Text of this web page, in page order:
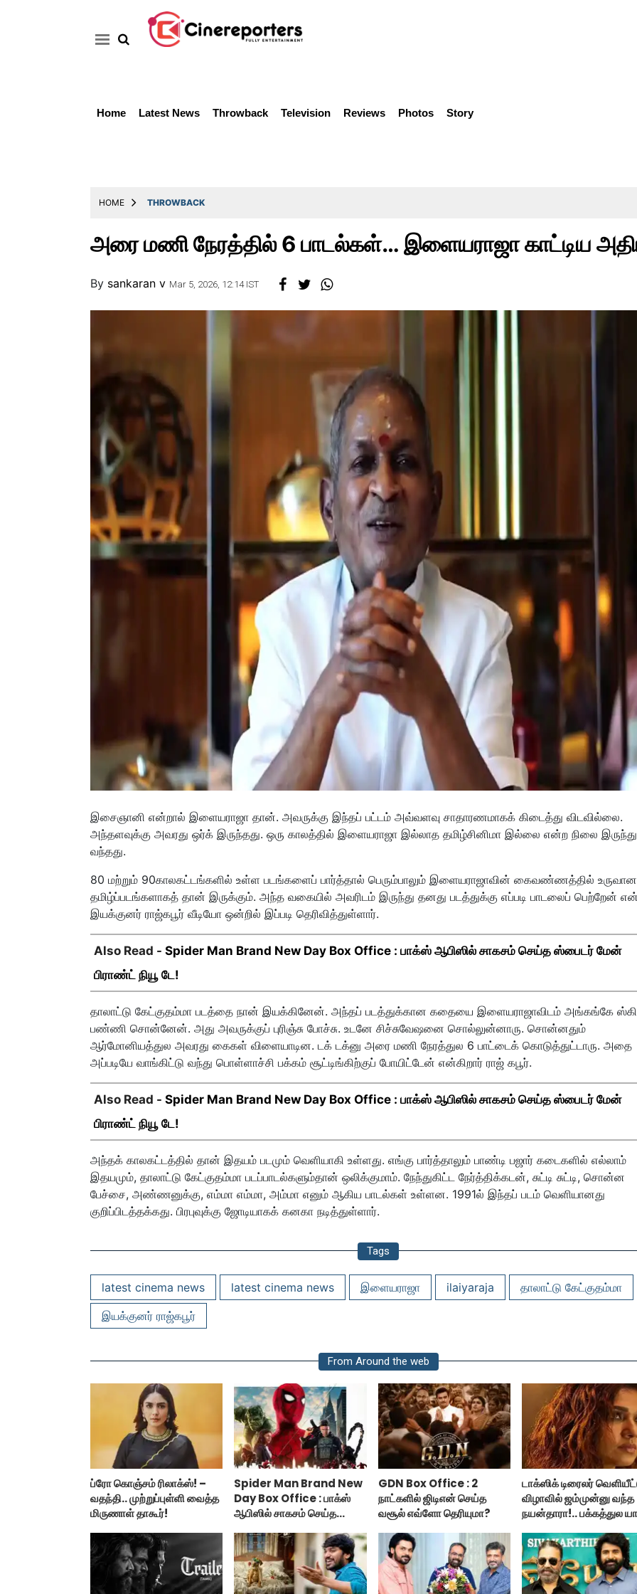
Home Latest News Throwback Television Reviews Photos Story
HOME THROWBACK
அரை மணி நேரத்தில் 6 பாடல்கள்… இளையராஜா காட்டிய
By sankaran v Mar 5, 2026, 12:14 IST
இசைஞானி என்றால் இளையராஜா தான். அவருக்கு இந்தப் பட்டம் அவ்வளவு சாதாரணமாகக் கிடைத்து விடவில்லை.
அந்தளவுக்கு அவரது ஒர்க் இருந்தது. ஒரு காலத்தில் இளையராஜா இல்லாத தமிழ்சினிமா இல்லை என்ற நிலை இருந்து
வந்தது.
80 மற்றும் 90காலகட்டங்களில் உள்ள படங்களைப் பார்த்தால் பெரும்பாலும் இளையராஜாவின் கைவண்ணத்தில் உருவான
தமிழ்ப்படங்களாகத் தான் இருக்கும். அந்த வகையில் அவரிடம் இருந்து தனது படத்துக்கு எப்படி பாடலைப் பெற்றேன்
இயக்குனர் ராஜ்கபூர் வீடியோ ஒன்றில் இப்படி தெரிவித்துள்ளார்.
Also Read - Spider Man Brand New Day Box Office : பாக்ஸ் ஆபிஸில் சாகசம் செய்த ஸ்பைடர் மேன்
பிராண்ட் நியூ டே!
தாலாட்டு கேட்குதம்மா படத்தை நான் இயக்கினேன். அந்தப் படத்துக்கான கதையை இளையராஜாவிடம் அங்கங்கே
பண்ணி சொன்னேன். அது அவருக்குப் புரிஞ்சு போச்சு. உடனே சிச்சுவேஷனை சொல்லுன்னாரு. சொன்னதும்
ஆர்மோனியத்துல அவரது கைகள் விளையாடின. டக் டக்னு அரை மணி நேரத்துல 6 பாட்டைக் கொடுத்துட்டாரு. அதை
அப்படியே வாங்கிட்டு வந்து பொள்ளாச்சி பக்கம் சூட்டிங்கிற்குப் போயிட்டேன் என்கிறார் ராஜ் கபூர்.
Also Read - Spider Man Brand New Day Box Office : பாக்ஸ் ஆபிஸில் சாகசம் செய்த ஸ்பைடர் மேன்
பிராண்ட் நியூ டே!
அந்தக் காலகட்டத்தில் தான் இதயம் படமும் வெளியாகி உள்ளது. எங்கு பார்த்தாலும் பாண்டி பஜார் கடைகளில் எல்லாம்
இதயமும், தாலாட்டு கேட்குதம்மா படப்பாடல்களும்தான் ஒலிக்குமாம். நேந்துகிட்ட நேர்த்திக்கடன், சுட்டி சுட்டி, சொன்ன
பேச்சை, அண்ணனுக்கு, எம்மா எம்மா, அம்மா எனும் ஆகிய பாடல்கள் உள்ளன. 1991ல் இந்தப் படம் வெளியானது
குறிப்பிடத்தக்கது. பிரபுவுக்கு ஜோடியாகக் கனகா நடித்துள்ளார்.
Tags
latest cinema news latest cinema news இளையராஜா ilaiyaraja
தாலாட்டு கேட்குதம்மா
இயக்குனர் ராஜ்கபூர்
From Around the web
ப்ரோ கொஞ்சம் ரிலாக்ஸ்! –
வதந்தி.. முற்றுப்புள்ளி வைத்த
மிருணாள் தாகூர்!
Spider Man Brand New
Day Box Office : பாக்ஸ்
ஆபிஸில் சாகசம் செய்த
டே!
GDN Box Office : 2
நாட்களில் ஜிடிஎன் செய்த
வசூல் எவ்ளோ தெரியுமா?
டாக்ஸிக் டிரைலர்
விழாவில் ஜம்முன்னு வந்த
நயன்தாரா!.. பக்கத்துல